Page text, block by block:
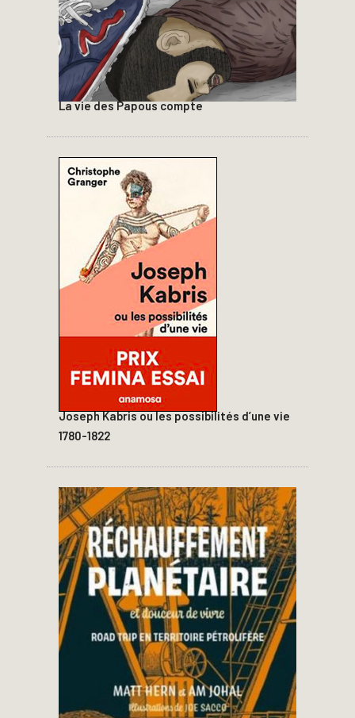
La vie des Papous compte
Joseph Kabris ou les possibilités d’une vie
1780-1822